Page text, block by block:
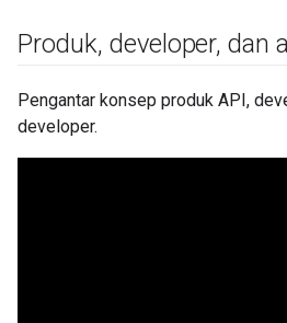
Produk, developer, dan
Pengantar konsep produk API,
developer.